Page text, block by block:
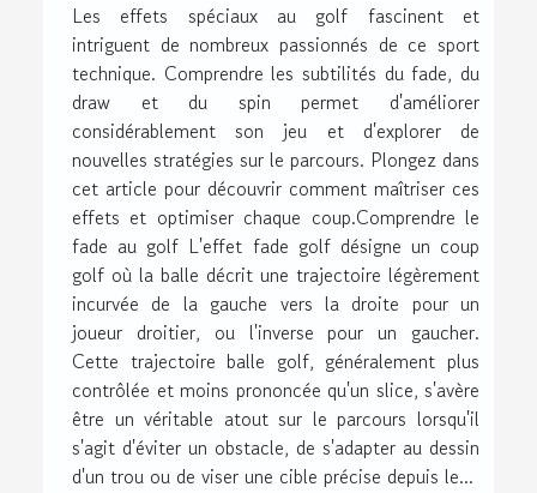
Les effets spéciaux au golf fascinent et
intriguent de nombreux passionnés de ce sport
technique. Comprendre les subtilités du fade, du
draw et du spin permet d'améliorer
considérablement son jeu et d'explorer de
nouvelles stratégies sur le parcours. Plongez dans
cet article pour découvrir comment maîtriser ces
effets et optimiser chaque coup.Comprendre le
fade au golf L'effet fade golf désigne un coup
golf où la balle décrit une trajectoire légèrement
incurvée de la gauche vers la droite pour un
joueur droitier, ou l'inverse pour un gaucher.
Cette trajectoire balle golf, généralement plus
contrôlée et moins prononcée qu'un slice, s'avère
être un véritable atout sur le parcours lorsqu'il
s'agit d'éviter un obstacle, de s'adapter au dessin
d'un trou ou de viser une cible précise depuis le...